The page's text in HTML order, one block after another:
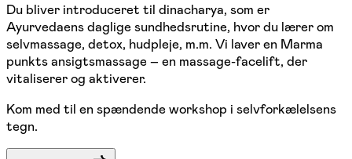
Du bliver introduceret til dinacharya, som er
Ayurvedaens daglige sundhedsrutine, hvor du lærer om
selvmassage, detox, hudpleje, m.m. Vi laver en Marma
punkts ansigtsmassage – en massage-facelift, der
vitaliserer og aktiverer.
Kom med til en spændende workshop i selvforkælelsens
tegn.